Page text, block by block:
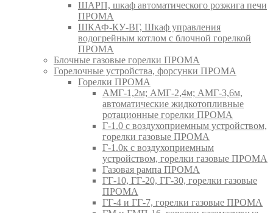
ШАРП, шкаф автоматического розжига печи
ПРОМА
ШКАФ-КУ-ВГ, Шкаф управления
водогрейным котлом с блочной горелкой
ПРОМА
Блочные газовые горелки ПРОМА
Горелочные устройства, форсунки ПРОМА
Горелки ПРОМА
АМГ-1,2м; АМГ-2,4м; АМГ-3,6м,
автоматические жидкотопливные
ротационные горелки ПРОМА
Г-1.0 с воздухоприемным устройством,
горелки газовые ПРОМА
Г-1.0к с воздухоприемным
устройством, горелки газовые ПРОМА
Газовая рампа ПРОМА
ГГ-10, ГГ-20, ГГ-30, горелки газовые
ПРОМА
ГГ-4 и ГГ-7, горелки газовые ПРОМА